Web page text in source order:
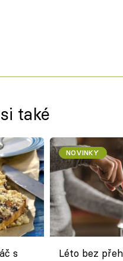
také
s
NOVINKY
Léto bez